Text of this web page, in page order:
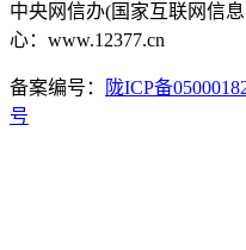
中央网信办(国家互联网信
心：www.12377.cn
备案编号： 陇ICP备
号